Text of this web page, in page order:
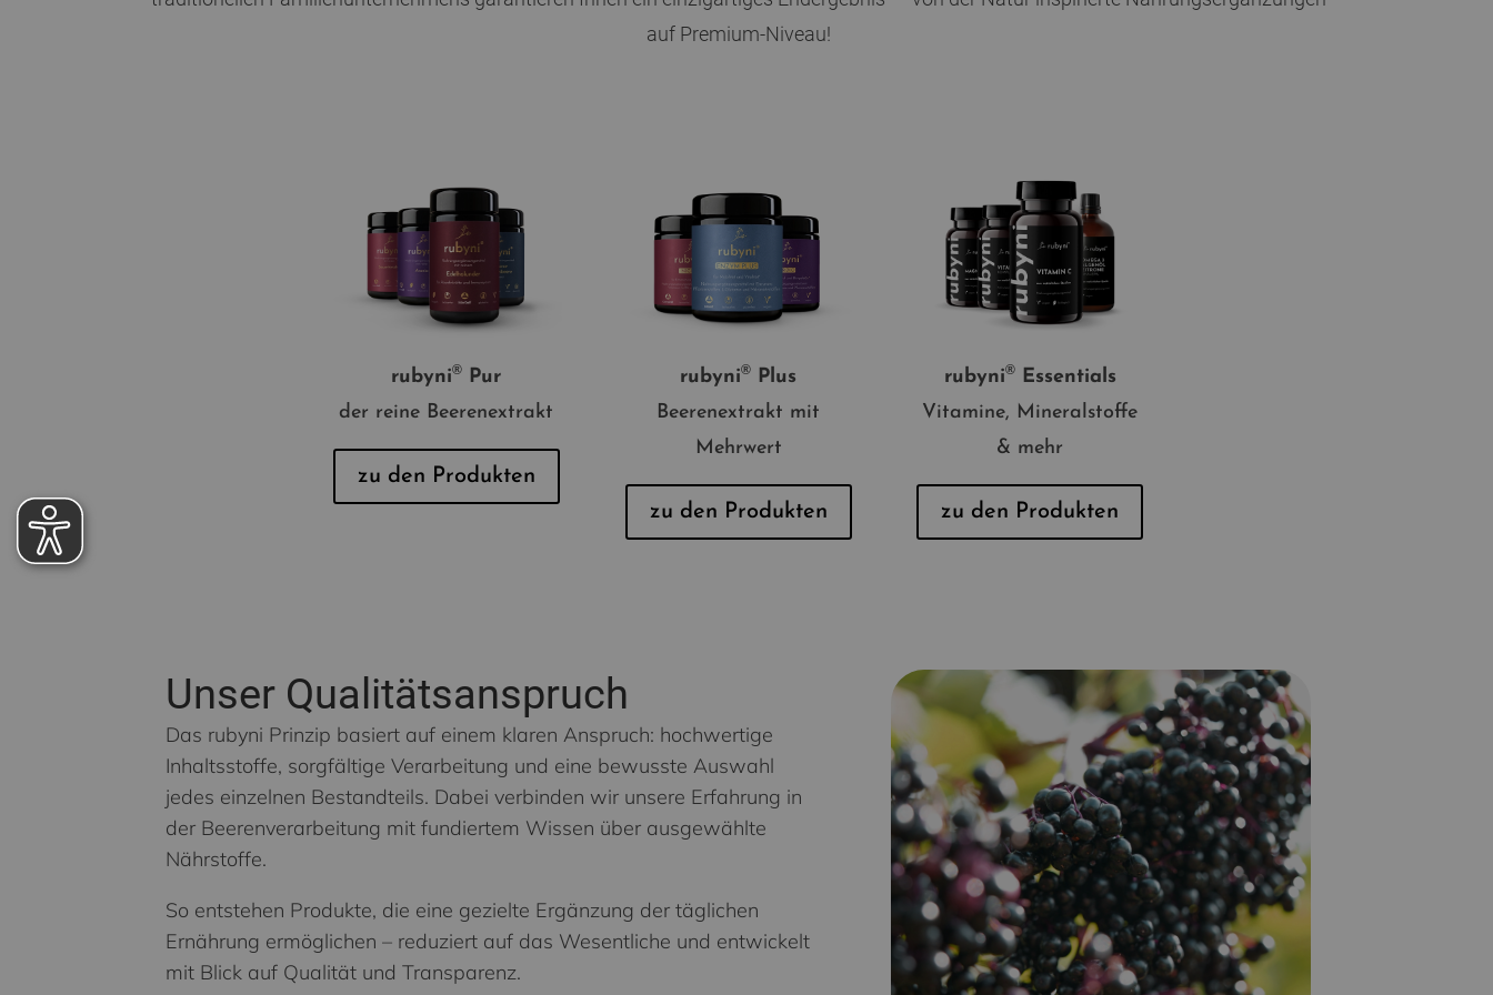
auf Premium-Niveau!
rubyni®
Pur
der reine Beerenextrakt
zu den Produkten
rubyni®
Plus
Beerenextrakt mit
Mehrwert
zu den Produkten
rubyni®Essentials
Vitamine, Mineralstoffe
& mehr
zu den Produkten
Unser Qualitätsanspruch
Das rubyni Prinzip basiert auf einem klaren Anspruch: hochwertige
Inhaltsstoffe, sorgfältige Verarbeitung und eine bewusste Auswahl
jedes einzelnen Bestandteils. Dabei verbinden wir unsere Erfahrung in
der Beerenverarbeitung mit fundiertem Wissen über ausgewählte
Nährstoffe.
So entstehen Produkte, die eine gezielte Ergänzung der täglichen
Ernährung ermöglichen – reduziert auf das Wesentliche und entwickelt
mit Blick auf Qualität und Transparenz.